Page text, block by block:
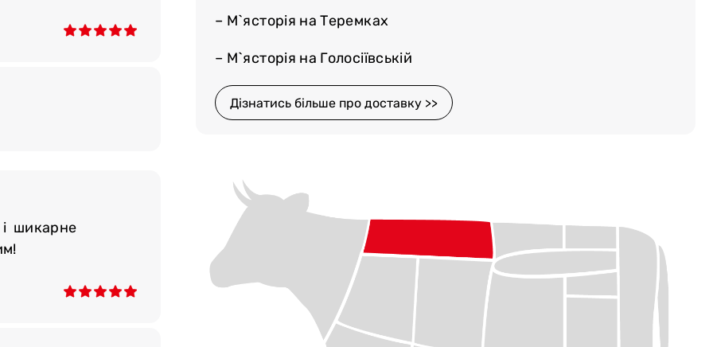
– М`ясторія на Теремках
– М`ясторія на Голосіївській
Дізнатись більше про доставку >>
і шикарне